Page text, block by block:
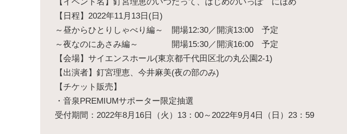
【日程】2022年11月13日(日)
～昼からひとりしゃべり編～ 開場12:30／開演13:00 予定
～夜なのにあさみ編～ 開場15:30／開演16:00 予定
【会場】サイエンスホール(東京都千代田区北の丸公園2-1)
【出演者】釘宮理恵、今井麻美(夜の部のみ)
【チケット販売】
・音泉PREMIUMサポーター限定抽選
受付期間：2022年8月16日（火）13：00～2022年9月4日（日）23：59